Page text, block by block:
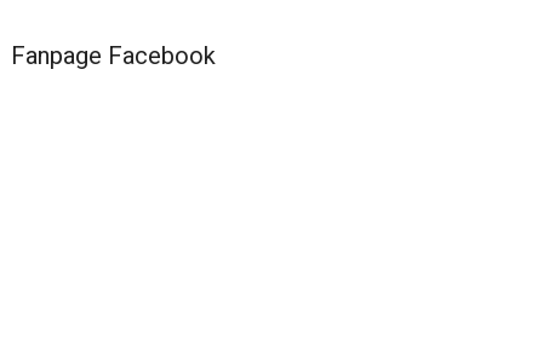
Fanpage Facebook